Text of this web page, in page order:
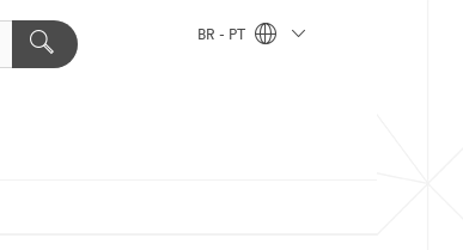
BR - PT